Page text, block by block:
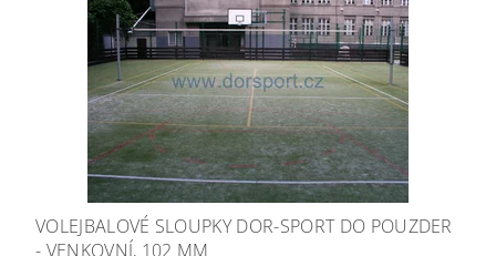
VOLEJBALOVÉ SLOUPKY DOR-SPORT DO POUZDER
- VENKOVNÍ, 102 MM